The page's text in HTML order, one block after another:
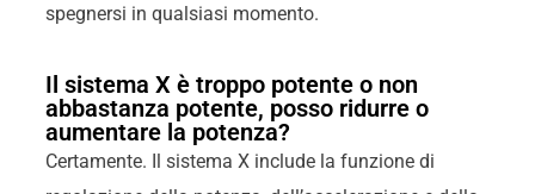
spegnersi in qualsiasi momento.
Il sistema X è troppo potente o non
abbastanza potente, posso ridurre o
aumentare la potenza?
Certamente. Il sistema X include la funzione di